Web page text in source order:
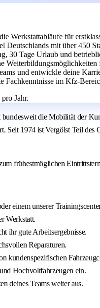
Werkstattabläufe für
Deutschlands mit über 450
30 Tage Urlaub und
Weiterbildungsmöglichkeiten
und entwickle deine
Fachkenntnisse im Kfz-
Jahr.
die Mobilität der
Seit 1974 ist Vergölst Teil
frühestmöglichen
einem unserer
Werkstatt.
ihr gute Arbeitsergebnisse.
Reparaturen.
Hochvoltfahrzeugen ein.
deines Teams weiter aus.